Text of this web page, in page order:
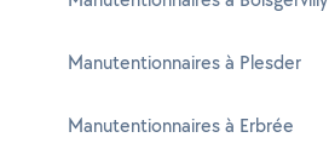
Manutentionnaires à Plesder
Manutentionnaires à Erbrée